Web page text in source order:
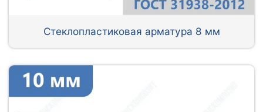
Стеклопластиковая арматура 8 мм